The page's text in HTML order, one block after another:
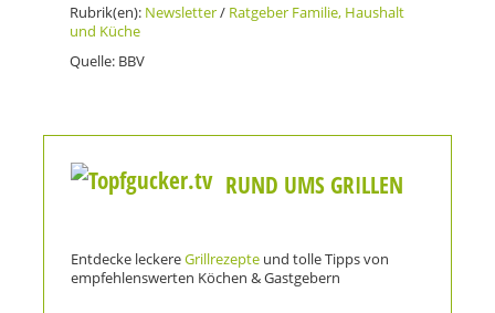
Rubrik(en): Newsletter/ Ratgeber Familie, Haushalt
und Küche
Quelle: BBV
RUND UMS GRILLEN
Entdecke leckereGrillrezepte und tolle Tipps von
empfehlenswerten Köchen & Gastgebern